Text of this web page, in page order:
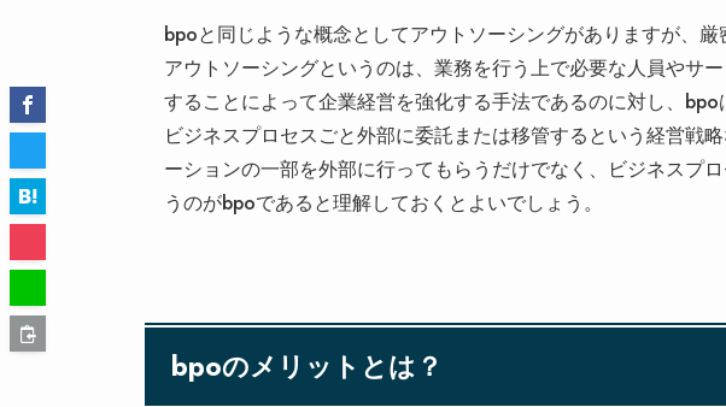
bpoと同じような概念としてアウトソーシングがありますが、厳
アウトソーシングというのは、業務を行う上で必要な人員やサ
することによって企業経営を強化する手法であるのに対し、
ビジネスプロセスごと外部に委託または移管するという経営戦
ーションの一部を外部に行ってもらうだけでなく、ビジネスプ
うのがbpoであると理解しておくとよいでしょう。
bpoのメリットとは？